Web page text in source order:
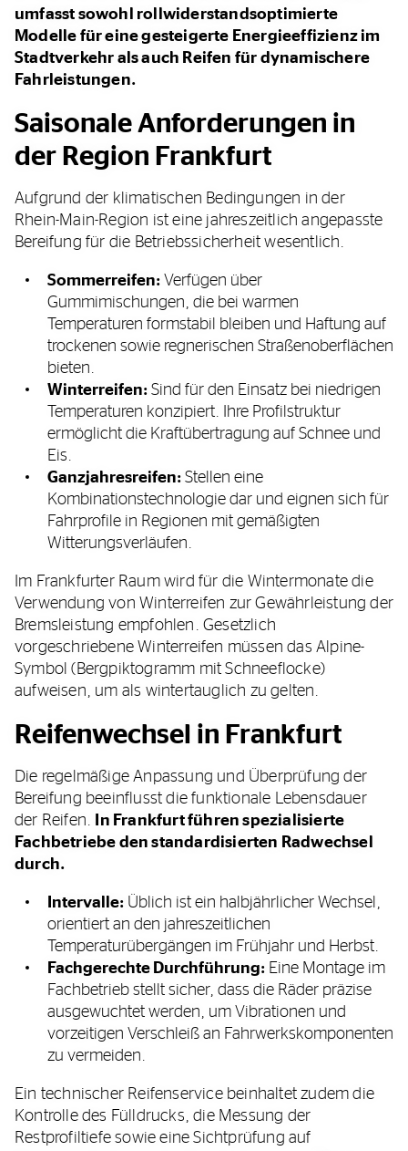
umfasst sowohl rollwiderstandsoptimierte
Modelle für eine gesteigerte Energieeffizienz im
Stadtverkehr als auch Reifen für dynamischere
Fahrleistungen.
Saisonale Anforderungen in
der Region Frankfurt
Aufgrund der klimatischen Bedingungen in der
Rhein-Main-Region ist eine jahreszeitlich angepasste
Bereifung für die Betriebssicherheit wesentlich.
Sommerreifen: Verfügen über
Gummimischungen, die bei warmen
Temperaturen formstabil bleiben und Haftung auf
trockenen sowie regnerischen Straßenoberflächen
bieten.
Winterreifen: Sind für den Einsatz bei niedrigen
Temperaturen konzipiert. Ihre Profilstruktur
ermöglicht die Kraftübertragung auf Schnee und
Eis.
Ganzjahresreifen: Stellen eine
Kombinationstechnologie dar und eignen sich für
Fahrprofile in Regionen mit gemäßigten
Witterungsverläufen.
Im Frankfurter Raum wird für die Wintermonate die
Verwendung von Winterreifen zur Gewährleistung der
Bremsleistung empfohlen. Gesetzlich
vorgeschriebene Winterreifen müssen das Alpine-
Symbol (Bergpiktogramm mit Schneeflocke)
aufweisen, um als wintertauglich zu gelten.
Reifenwechsel in Frankfurt
Die regelmäßige Anpassung und Überprüfung der
Bereifung beeinflusst die funktionale Lebensdauer
der Reifen.
In Frankfurt führen spezialisierte
Fachbetriebe den standardisierten Radwechsel
durch.
Intervalle: Üblich ist ein halbjährlicher Wechsel,
orientiert an den jahreszeitlichen
Temperaturübergängen im Frühjahr und Herbst.
Fachgerechte Durchführung: Eine Montage im
Fachbetrieb stellt sicher, dass die Räder präzise
ausgewuchtet werden, um Vibrationen und
vorzeitigen Verschleiß an Fahrwerkskomponenten
zu vermeiden.
Ein technischer Reifenservice beinhaltet zudem die
Kontrolle des Fülldrucks, die Messung der
Restprofiltiefe sowie eine Sichtprüfung auf